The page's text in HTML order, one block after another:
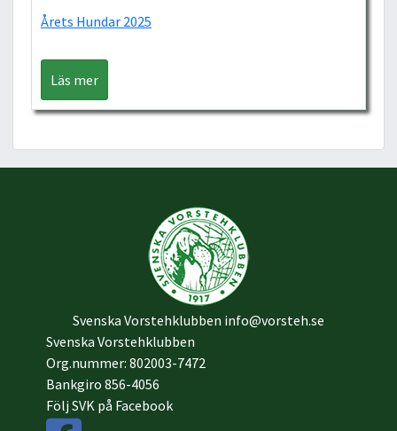
Årets Hundar 2025
Läs mer
Svenska Vorstehklubben info@vorsteh.se
Svenska Vorstehklubben
Org.nummer: 802003-7472
Bankgiro 856-4056
Följ SVK på Facebook